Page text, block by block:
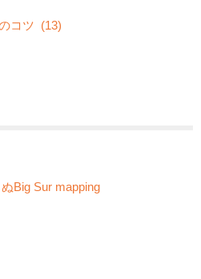
コツ (13)
Big Sur mapping